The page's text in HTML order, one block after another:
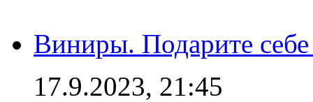
Виниры. Подарите
17.9.2023, 21:45